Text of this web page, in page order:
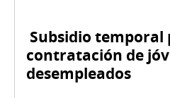
Subsidio temporal
contratación de
desempleados